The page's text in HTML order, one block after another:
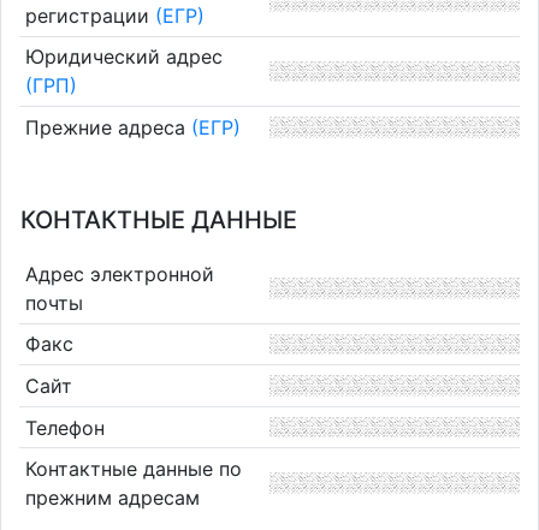
регистрации (ЕГР)
Юридический адрес
(ГРП)
Прежние адреса (ЕГР)
КОНТАКТНЫЕ ДАННЫЕ
Адрес электронной
почты
Факс
Сайт
Телефон
Контактные данные по
прежним адресам